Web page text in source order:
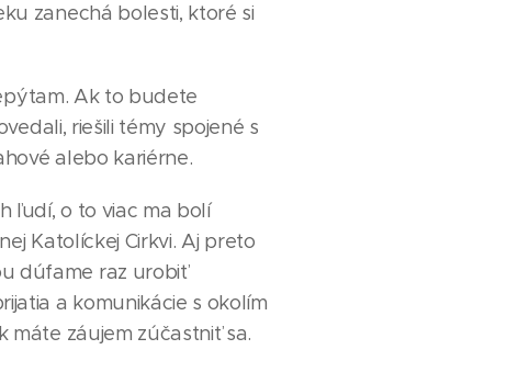
zanechá bolesti, ktoré si
Ak to budete
riešili témy spojené s
alebo kariérne.
ľudí, o to viac ma bolí
Katolíckej Cirkvi. Aj preto
dúfame raz urobiť
a komunikácie s okolím
máte záujem zúčastniť sa.